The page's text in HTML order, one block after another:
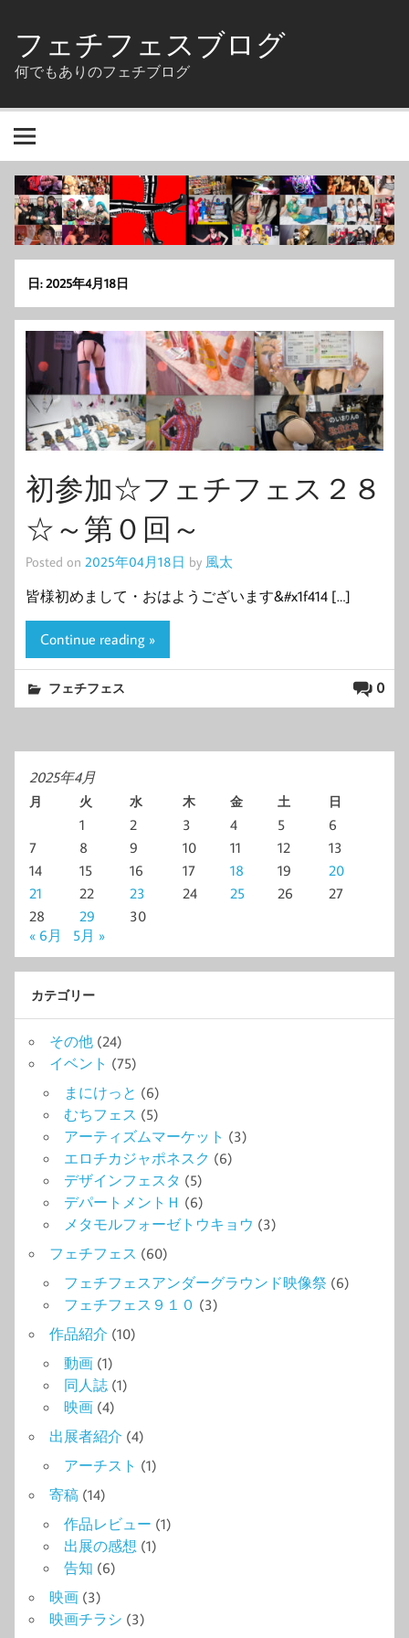
content
フェチフェスブログ
何でもありのフェチブログ
日:2025年4月18日
初参加☆フェチフェス２８
☆～第０回～
Posted on 2025年04月18日 by 風太
皆様初めまして・おはようございます&#x1f414 […]
Continue reading »
0
フェチフェス
2025年4月
月 火 水 木 金 土 日
1 2 3 4 5
6
7
8 9 10 11 12
13
14
15 16 17 18 19
20
21
22 23 24 25 26
27
28
29
30
« 6月
5月 »
カテゴリー
その他 (24)
イベント (75)
まにけっと (6)
むちフェス (5)
アーティズムマーケット (3)
エロチカジャポネスク (6)
デザインフェスタ (5)
デパートメントＨ (6)
メタモルフォーゼトウキョウ (3)
フェチフェス (60)
フェチフェスアンダーグラウンド映像祭 (6)
フェチフェス９１０ (3)
作品紹介 (10)
動画 (1)
同人誌 (1)
映画 (4)
出展者紹介 (4)
アーチスト (1)
寄稿 (14)
作品レビュー (1)
出展の感想 (1)
告知 (6)
映画 (3)
映画チラシ (3)